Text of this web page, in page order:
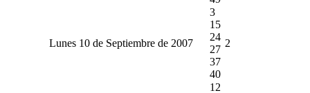
Lunes 10 de Septiembre de 2007
3
15
24
27
37
40
2
12